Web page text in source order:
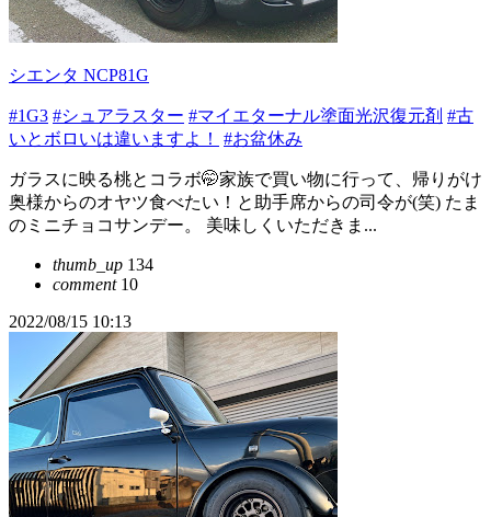
シエンタ NCP81G
#1G3 #シュアラスター #マイエターナル塗面光沢復元剤 #古
いとボロいは違いますよ！
#お盆休み
ガラスに映る桃とコラボ🤭家族で買い物に行って、帰りがけ
奥様からのオヤツ食べたい！と助手席からの司令が(笑) たま
のミニチョコサンデー。 美味しくいただきま...
thumb_up 134
comment10
2022/08/15 10:13